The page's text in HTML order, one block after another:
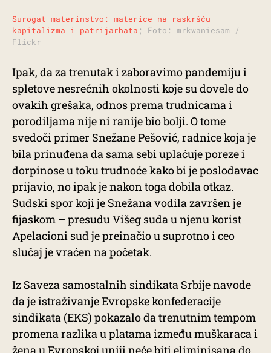
Surogat materinstvo: materice na raskršću
kapitalizma i patrijarhata ; Foto: mrkwaniesam /
Flickr
Ipak, da za trenutak i zaboravimo pandemiju i
spletove nesrećnih okolnosti koje su dovele do
ovakih grešaka, odnos prema trudnicama i
porodiljama nije ni ranije bio bolji. O tome
svedoči primer Snežane Pešović, radnice koja je
bila prinuđena da sama sebi uplaćuje poreze i
dorpinose u toku trudnoće kako bi je poslodavac
prijavio, no ipak je nakon toga dobila otkaz.
Sudski spor koji je Snežana vodila završen je
fijaskom – presudu Višeg suda u njenu korist
Apelacioni sud je preinačio u suprotno i ceo
slučaj je vraćen na početak.
Iz Saveza samostalnih sindikata Srbije navode
da je istraživanje Evropske konfederacije
sindikata (EKS) pokazalo da trenutnim tempom
promena razlika u platama između muškaraca i
žena u Evropskoj uniji neće biti eliminisana do